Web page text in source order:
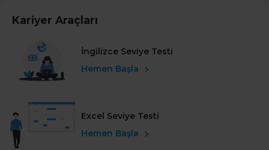
Kariyer Araçları
İngilizce Seviye Testi
Hemen Başla
Excel Seviye Testi
Hemen Başla